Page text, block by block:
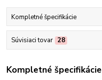
Kompletné špecifikácie
Súvisiaci tovar 28
Kompletné špecifikácie